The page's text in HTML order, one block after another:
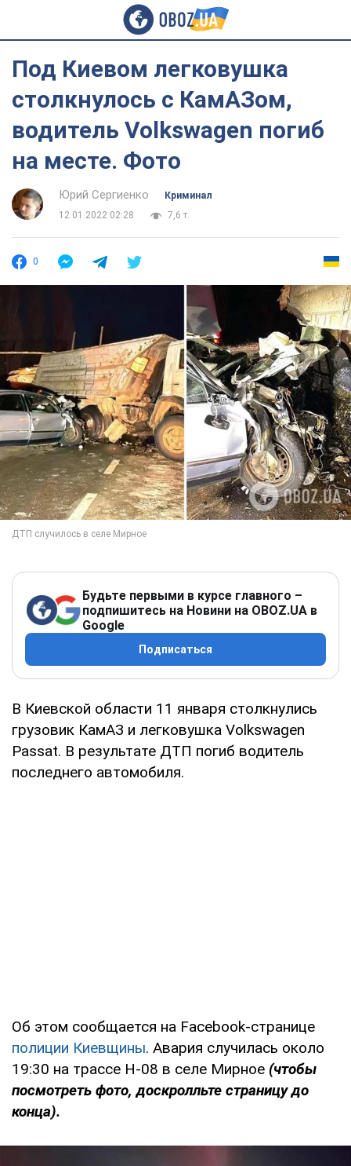
Под Киевом легковушка
столкнулось с КамАЗом,
водитель Volkswagen погиб
на месте. Фото
Юрий Сергиенко
Криминал
12.01.2022 02:28
7,6 т.
0
Будьте первыми в курсе главного –
подпишитесь на Новини на OBOZ.UA в
Google
Подписаться
В Киевской области 11 января столкнулись
грузовик КамАЗ и легковушка Volkswagen
Passat. В результате ДТП погиб водитель
последнего автомобиля.
Об этом сообщается на Facebook-странице
полиции Киевщины. Авария случилась около
19:30 на трассе Н-08 в селе Мирное (чтобы
посмотреть фото, доскролльте страницу до
конца).